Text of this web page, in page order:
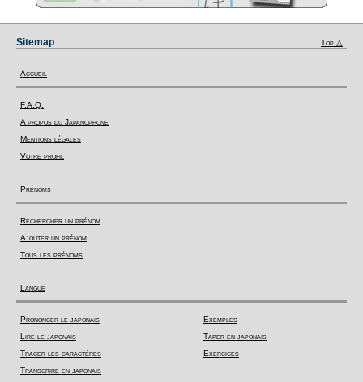
Sitemap Top △
Accueil
F.A.Q.
A propos du Japanophone
Mentions légales
Votre profil
Prénoms
Rechercher un prénom
Ajouter un prénom
Tous les prénoms
Langue
Prononcer le japonais
Lire le japonais
Tracer les caractères
Transcrire en japonais
Exemples
Taper en japonais
Exercices